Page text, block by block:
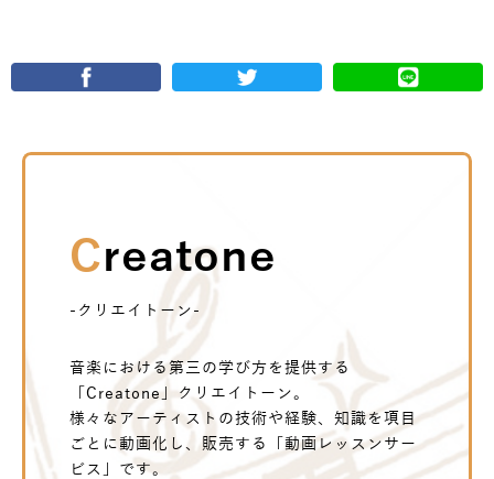
Creatone
-クリエイトーン-
音楽における第三の学び方を提供する
「Creatone」クリエイトーン。
様々なアーティストの技術や経験、知識を項目
ごとに動画化し、販売する「動画レッスンサー
ビス」です。